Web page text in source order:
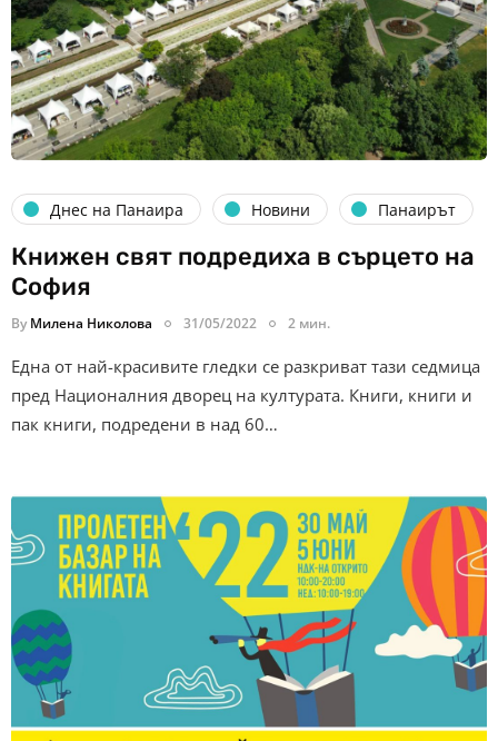
Днес на Панаира Новини Панаирът
Книжен свят подредиха в сърцето на
София
By Милена Николова 31/05/2022 2 мин.
Една от най-красивите гледки се разкриват тази седмица
пред Националния дворец на културата. Книги, книги и
пак книги, подредени в над 60…